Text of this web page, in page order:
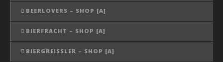
BEERLOVERS – SHOP [A]
BIERFRACHT – SHOP [A]
BIERGREISSLER – SHOP [A]